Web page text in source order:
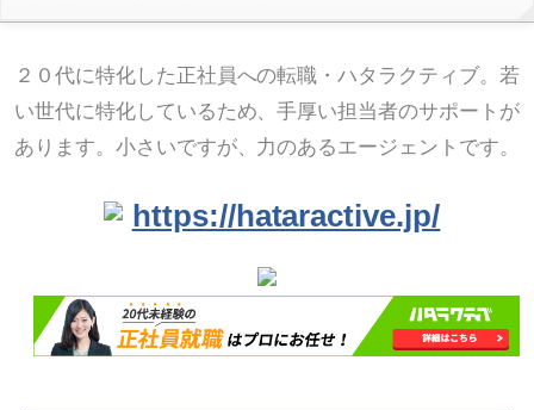
２０代に特化した正社員への転職・ハタラクティブ。若
い世代に特化しているため、手厚い担当者のサポートが
あります。小さいですが、力のあるエージェントです。
https://hataractive.jp/